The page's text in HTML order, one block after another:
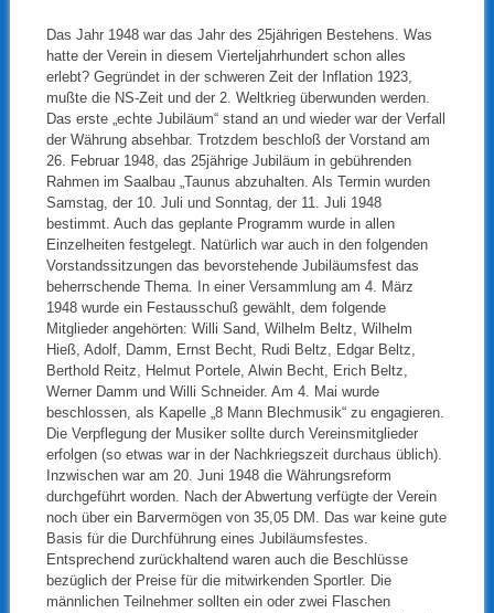
Das Jahr 1948 war das Jahr des 25jährigen Bestehens. Was
hatte der Verein in diesem Vierteljahrhundert schon alles
erlebt? Gegründet in der schweren Zeit der Inflation 1923,
mußte die NS-Zeit und der 2. Weltkrieg überwunden werden.
Das erste „echte Jubiläum“ stand an und wieder war der Verfall
der Währung absehbar. Trotzdem beschloß der Vorstand am
26. Februar 1948, das 25jährige Jubiläum in gebührenden
Rahmen im Saalbau „Taunus abzuhalten. Als Termin wurden
Samstag, der 10. Juli und Sonntag, der 11. Juli 1948
bestimmt. Auch das geplante Programm wurde in allen
Einzelheiten festgelegt. Natürlich war auch in den folgenden
Vorstandssitzungen das bevorstehende Jubiläumsfest das
beherrschende Thema. In einer Versammlung am 4. März
1948 wurde ein Festausschuß gewählt, dem folgende
Mitglieder angehörten: Willi Sand, Wilhelm Beltz, Wilhelm
Hieß, Adolf, Damm, Ernst Becht, Rudi Beltz, Edgar Beltz,
Berthold Reitz, Helmut Portele, Alwin Becht, Erich Beltz,
Werner Damm und Willi Schneider. Am 4. Mai wurde
beschlossen, als Kapelle „8 Mann Blechmusik“ zu engagieren.
Die Verpflegung der Musiker sollte durch Vereinsmitglieder
erfolgen (so etwas war in der Nachkriegszeit durchaus üblich).
Inzwischen war am 20. Juni 1948 die Währungsreform
durchgeführt worden. Nach der Abwertung verfügte der Verein
noch über ein Barvermögen von 35,05 DM. Das war keine gute
Basis für die Durchführung eines Jubiläumsfestes.
Entsprechend zurückhaltend waren auch die Beschlüsse
bezüglich der Preise für die mitwirkenden Sportler. Die
männlichen Teilnehmer sollten ein oder zwei Flaschen